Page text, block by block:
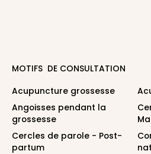
MOTIFS DE CONSULTATION
Acupuncture grossesse
Angoisses pendant la
grossesse
Cercles de parole - Post-
partum